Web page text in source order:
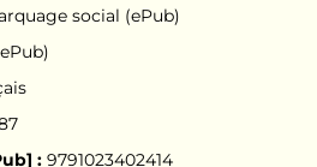
social (ePub)
:9791023402414